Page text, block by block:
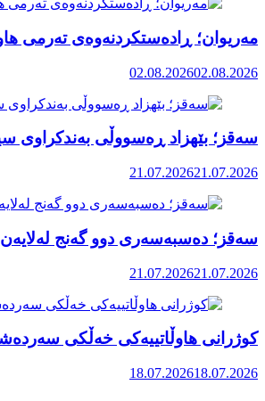
مەریوان؛ ڕادەستکردنەوەی تەرمی
02.08.202602.08.2026
سەقز؛ بێهزاد ڕەسووڵی بەندکراوی
21.07.202621.07.2026
سەقز؛ دەسبەسەری دوو گەنج لەلایەن
21.07.202621.07.2026
کوژرانی هاوڵاتییەکی خەڵکی
18.07.202618.07.2026